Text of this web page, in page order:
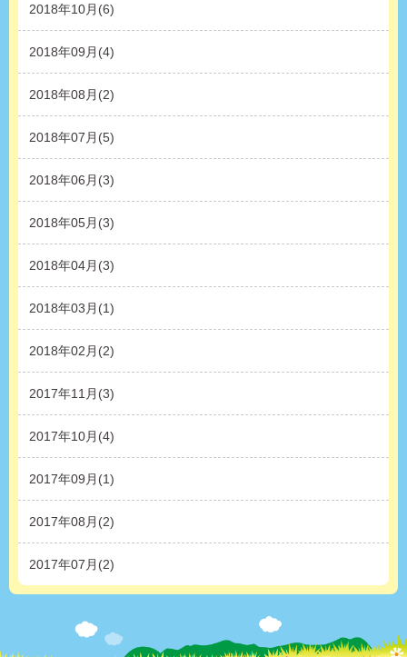
2018年10月(6)
2018年09月(4)
2018年08月(2)
2018年07月(5)
2018年06月(3)
2018年05月(3)
2018年04月(3)
2018年03月(1)
2018年02月(2)
2017年11月(3)
2017年10月(4)
2017年09月(1)
2017年08月(2)
2017年07月(2)